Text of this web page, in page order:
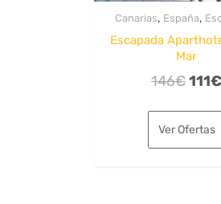
Canarias, España,
Escapada
Mar
146€El
era:
111€
Ver Ofertas